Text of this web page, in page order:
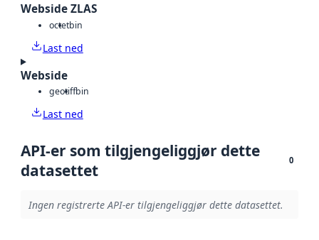
Webside ZLAS
octetbin
Last ned
Webside
geotiffbin
Last ned
API-er som tilgjengeliggjør dette
datasettet
0
Ingen registrerte API-er tilgjengeliggjør dette datasettet.